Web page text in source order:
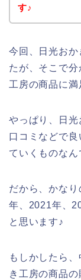
す♪
今回、日光おか
たが、そこで
工房の商品に
やっぱり、日
口コミなどで
ていくものなん
だから、かな
年、2021年、
と思います♪
もしかしたら
き工房の商品